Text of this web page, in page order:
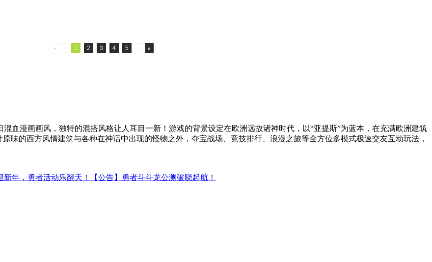
« ‹ 1 2 3 4 5 › »
血漫画画风，独特的混搭风格让人耳目一新！游戏的背景设定在欧洲远故诸神时代，以“亚提斯”为蓝本，在充满欧洲建筑
味的西方风情建筑与各种在神话中出现的怪物之外，夺宝战场、竞技排行、浪漫之旅等全方位多模式极速交友互动玩法，
新年，勇者活动乐翻天！ 【公告】勇者斗斗龙公测破晓起航！